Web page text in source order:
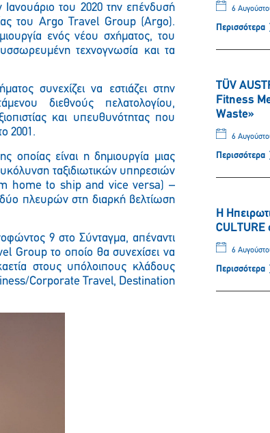
του 2020 την επένδυσή
του Argo Travel Group (Argo).
ενός νέου σχήματος, του
τεχνογνωσία και τα
συνεχίζει να εστιάζει στην
διεθνούς πελατολογίου,
και υπευθυνότητας που
2001.
οποίας είναι η δημιουργία μιας
ταξιδιωτικών υπηρεσιών
home to ship and vice versa) –
πλευρών στη διαρκή βελτίωση
9 στο Σύνταγμα, απέναντι
Group το οποίo θα συνεχίσει να
στους υπόλοιπους κλάδους
Corporate Travel, Destination
6
Περισσότερα
TÜV
Fitness
Waste»
6
Περισσότερα
Η
CULTURE
6
Περισσότερα
Παρακαλώ περιμένετε…